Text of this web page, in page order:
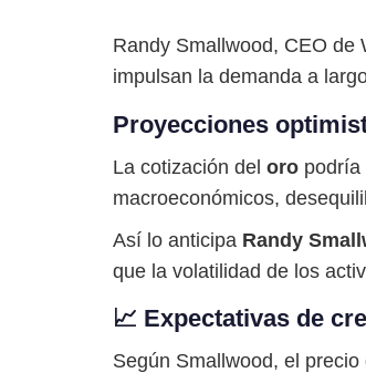
Randy Smallwood, CEO de
impulsan la demanda a
Proyecciones
La cotización del oro podría
macroeconómicos,
Así lo anticipa Randy
que la volatilidad de los
📈 Expectativas de
Según Smallwood, el